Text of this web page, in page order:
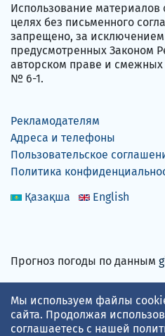
Использование
целях без письменного
запрещено, за
предусмотренных Законом
авторском праве и смежных
№ 6-1.
Рекламодателям
Адреса и телефоны
Пользовательское
Политика
Қазақша
English
Прогноз погоды по данным
Принимаем карты
Мы используем файлы
сайта. Продолжая
соглашаетесь с нашей